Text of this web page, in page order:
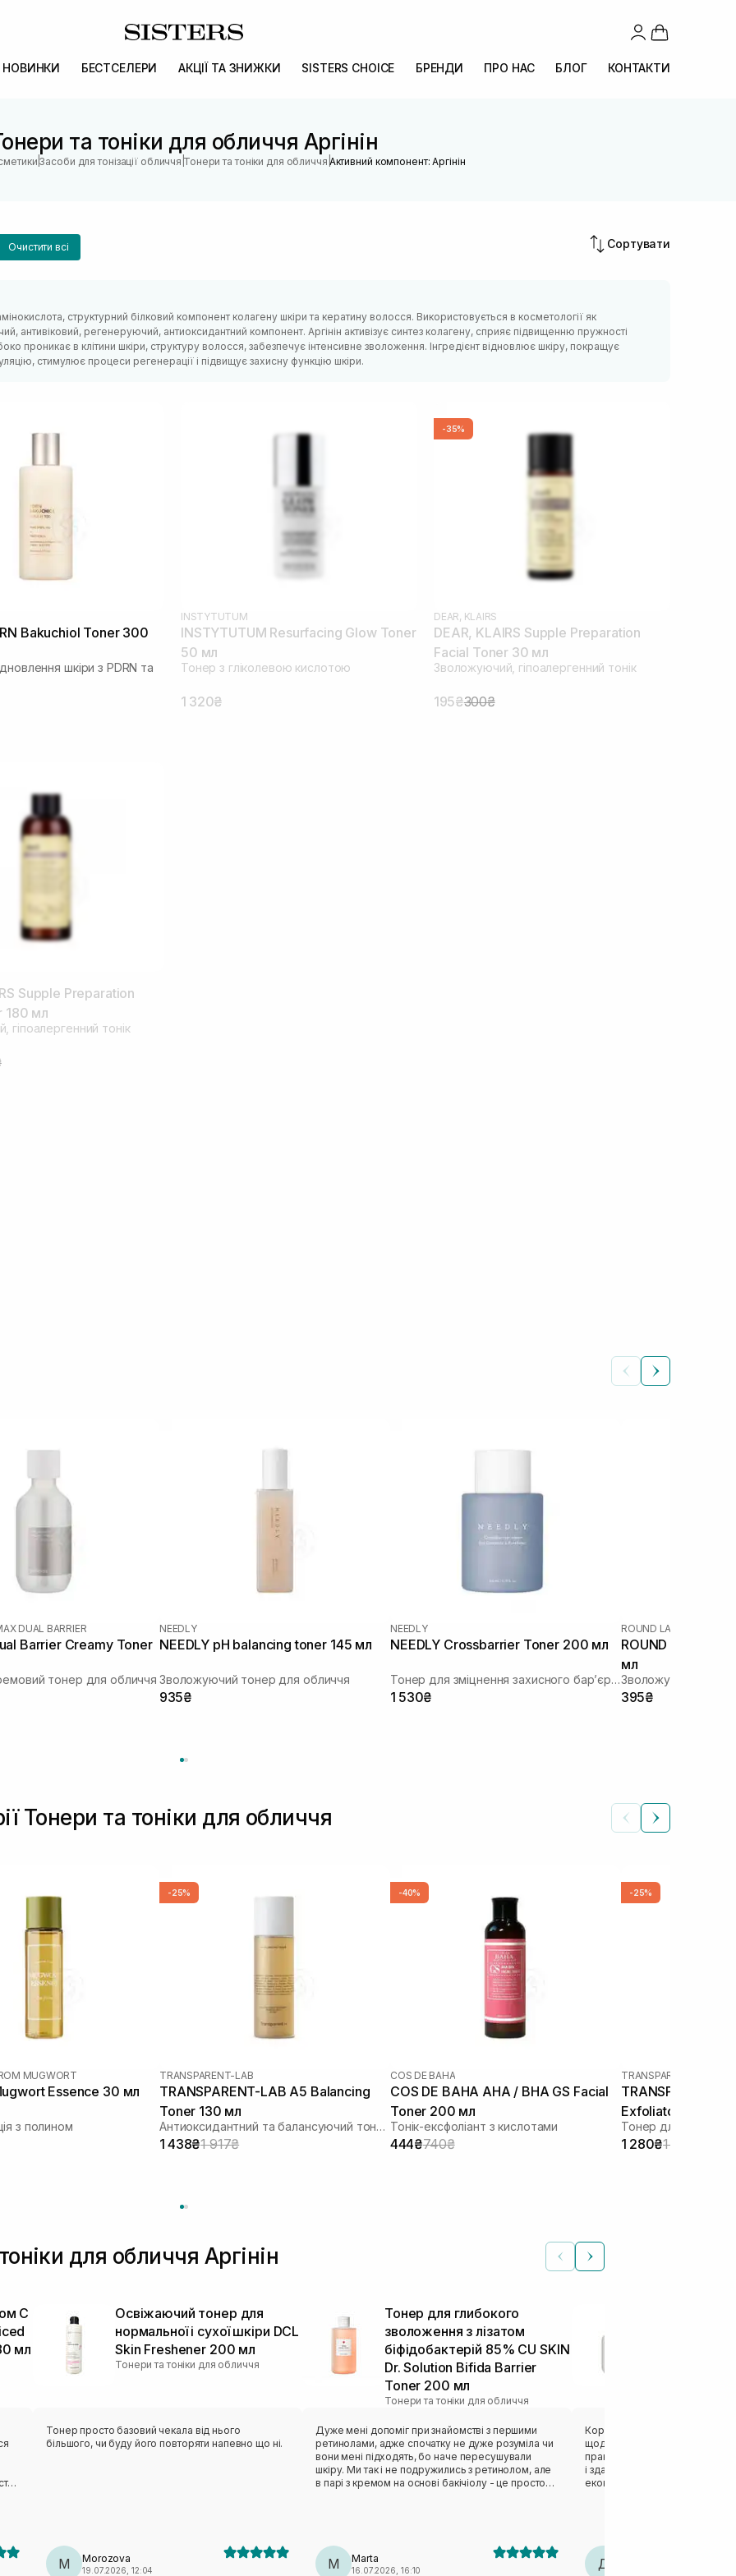
НОВИНКИ БЕСТСЕЛЕРИ АКЦІЇ ТА ЗНИЖКИ SISTERS CHOICE БРЕНДИ ПРО НАС БЛОГ КОНТАКТИ
та тоніки для обличчя Аргінін
|Засоби для тонізації обличчя |Тонери та тоніки для обличчя |Активний компонент: Аргінін
Очистити всі Сортувати
структурний білковий компонент колагену шкіри та кератину волосся. Використовується в косметології як
антивіковий, регенеруючий, антиоксидантний компонент. Аргінін активізує синтез колагену, сприяє підвищенню пружності
проникає в клітини шкіри, структуру волосся, забезпечує інтенсивне зволоження. Інгредієнт відновлює шкіру, покращує
стимулює процеси регенерації і підвищує захисну функцію шкіри.
Bakuchiol Toner 300
шкіри з PDRN та
INSTYTUTUM
INSTYTUTUM Resurfacing Glow Toner
50 мл
Тонер з гліколевою кислотою
1 320₴
-35%
DEAR, KLAIRS
DEAR, KLAIRS Supple Preparation
Facial Toner 30 мл
Зволожуючий, гіпоалергенний тонік
195₴300₴
Supple Preparation
180 мл
гіпоалергенний тонік
DUAL BARRIER
Barrier Creamy Toner
тонер для обличчя
NEEDLY
NEEDLY pH balancing toner 145 мл
Зволожуючий тонер для обличчя
935₴
NEEDLY
NEEDLY Crossbarrier Toner 200 мл
Тонер для зміцнення захисного бар’єру з керамідами та пантенолом
1 530₴
ROUND LAB
ROUND LAB
мл
Зволожуючий
395₴
Тонери та тоніки для обличчя
MUGWORT
Essence 30 мл
з полином
-25%
TRANSPARENT-LAB
TRANSPARENT-LAB A5 Balancing
Toner 130 мл
Антиоксидантний та балансуючий тонер
1 438₴1 917₴
-40%
COS DE BAHA
COS DE BAHA AHA / BHA GS Facial
Toner 200 мл
Тонік-ексфоліант з кислотами
444₴740₴
-25%
TRANSPARENT-LAB
TRANSPARENT-
Exfoliator 130 мл
Тонер для
1 280₴1 707₴
для обличчя Аргінін
C
мл
Освіжаючий тонер для
нормальної і сухої шкіри DCL
Skin Freshener 200 мл
Тонери та тоніки для обличчя
Тонер просто базовий чекала від нього
більшого, чи буду його повторяти напевно що ні.
M Morozova
19.07.2026, 12:04
Тонер для глибокого
зволоження з лізатом
біфідобактерій 85% CU SKIN
Dr. Solution Bifida Barrier
Toner 200 мл
Тонери та тоніки для обличчя
Дуже мені допоміг при знайомстві з першими
ретинолами, адже спочатку не дуже розуміла чи
вони мені підходять, бо наче пересушували
шкіру. Ми так і не подружились з ретинолом, але
в парі з кремом на основі бакічіолу - це просто
M Marta
16.07.2026, 16:10
Користуюся цим тонером вже
щодня — вранці та ввечері, і я
практично не закінчується
і здається, що він якийсь
економний у використанні.
швидко, не залишає липкості,
м'яка, зволожена і ніби більш
Д